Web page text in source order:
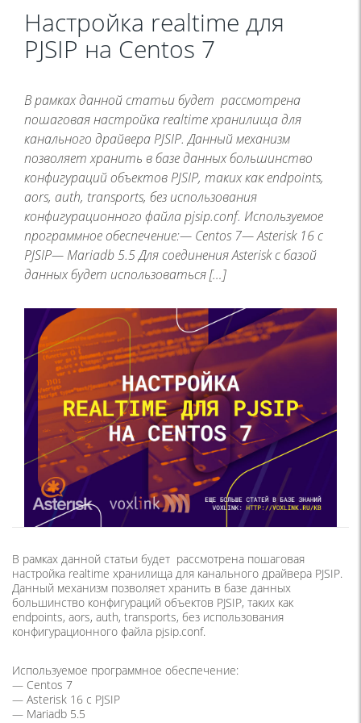
Настройка realtime для
PJSIP на Centos 7
В рамках данной статьи будет рассмотрена
пошаговая настройка realtime хранилища для
канального драйвера PJSIP. Данный механизм
позволяет хранить в базе данных большинство
конфигураций объектов PJSIP, таких как endpoints,
aors, auth, transports, без использования
конфигурационного файла pjsip.conf. Используемое
программное обеспечение:— Centos 7— Asterisk 16 с
PJSIP— Mariadb 5.5 Для соединения Asterisk с базой
данных будет использоваться […]
В рамках данной статьи будет рассмотрена пошаговая
настройка realtime хранилища для канального драйвера PJSIP.
Данный механизм позволяет хранить в базе данных
большинство конфигураций объектов PJSIP, таких как
endpoints, aors, auth, transports, без использования
конфигурационного файла pjsip.conf.
Используемое программное обеспечение:
— Centos 7
— Asterisk 16 с PJSIP
— Mariadb 5.5